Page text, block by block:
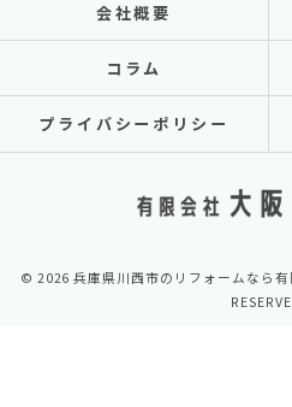
会社概要
コラム
プライバシーポリシー
© 2026 兵庫県川西市のリフォームなら